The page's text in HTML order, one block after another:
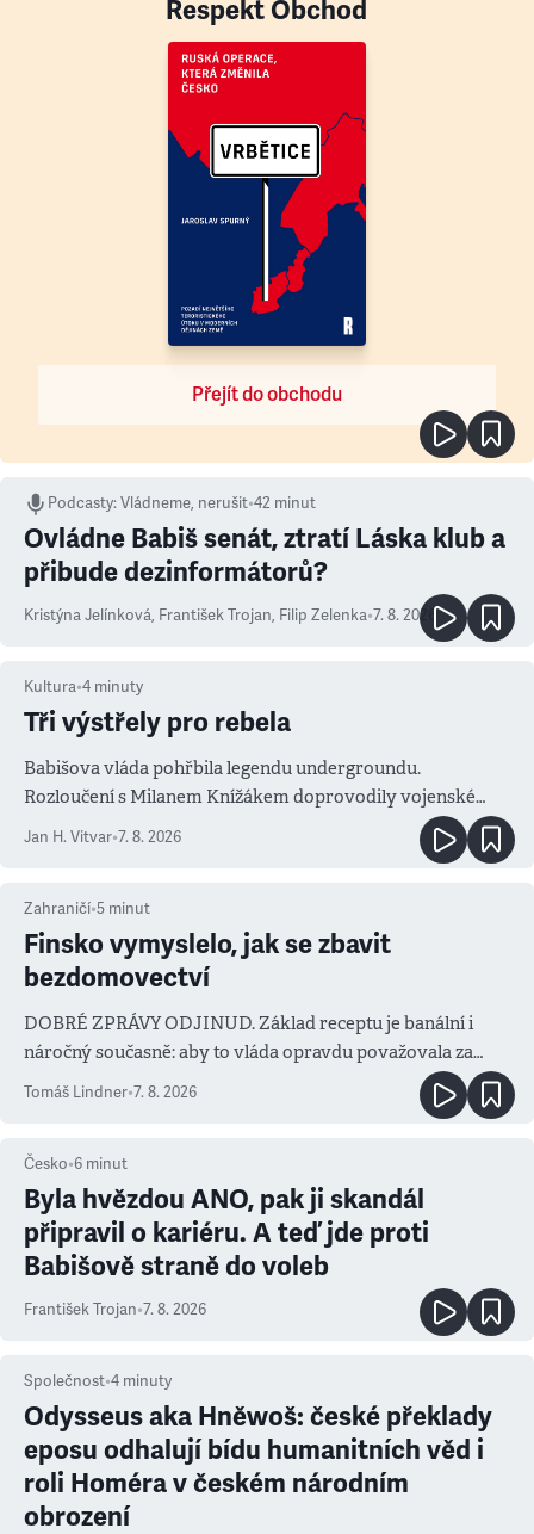
Respekt Obchod
Přejít do obchodu
Podcasty:Vládneme, nerušit•42 minut
Ovládne Babiš senát, ztratí Láska klub a
přibude dezinformátorů?
Kristýna Jelínková, František Trojan, Filip Zelenka•7. 8. 2026
Kultura•4 minuty
Tři výstřely pro rebela
Babišova vláda pohřbila legendu undergroundu.
Rozloučení s Milanem Knížákem doprovodily vojenské
salvy i kritika pokrokářů
Jan H. Vitvar•7. 8. 2026
Zahraničí•5 minut
Finsko vymyslelo, jak se zbavit
bezdomovectví
DOBRÉ ZPRÁVY ODJINUD. Základ receptu je banální i
náročný současně: aby to vláda opravdu považovala za
prioritu
Tomáš Lindner•7. 8. 2026
Česko•6 minut
Byla hvězdou ANO, pak ji skandál
připravil o kariéru. A teď jde proti
Babišově straně do voleb
František Trojan•7. 8. 2026
Společnost•4 minuty
Odysseus aka Hněwoš: české překlady
eposu odhalují bídu humanitních věd i
roli Homéra v českém národním
obrození